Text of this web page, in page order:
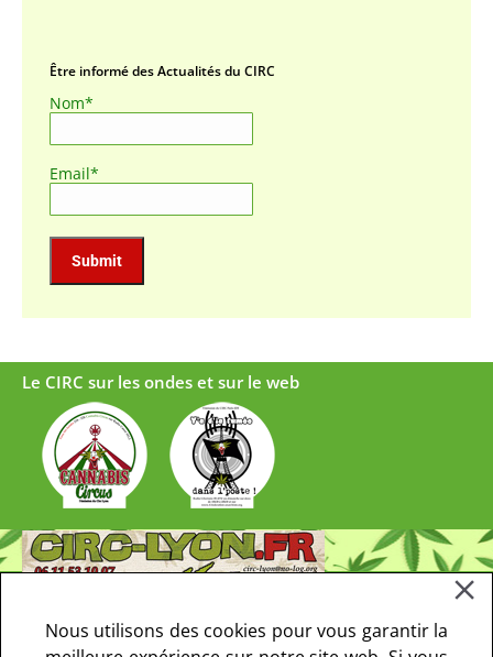
Être informé des Actualités du CIRC
Nom*
Email*
Le CIRC sur les ondes et sur le web
Nous utilisons des cookies pour vous garantir la